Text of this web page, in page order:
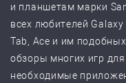
и планшетам марки
всех любителей Galaxy
Tab, Ace и им
обзоры многих игр
необходимые